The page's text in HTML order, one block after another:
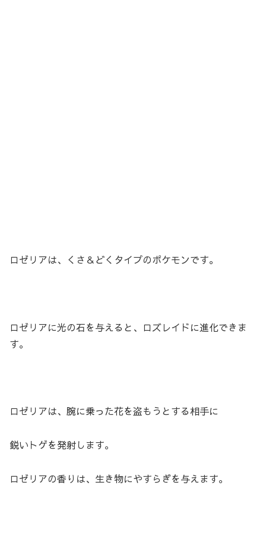
ロゼリアは、くさ＆どくタイプのポケモンです。
ロゼリアに光の石を与えると、ロズレイドに進化できま
す。
ロゼリアは、腕に乗った花を盗もうとする相手に
鋭いトゲを発射します。
ロゼリアの香りは、生き物にやすらぎを与えます。